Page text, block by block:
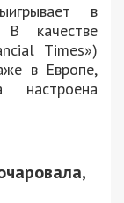
в
В качестве
Times»)
в Европе,